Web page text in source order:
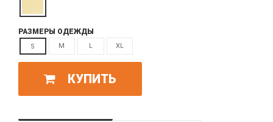
РАЗМЕРЫ ОДЕЖДЫ
S M L XL
КУПИТЬ